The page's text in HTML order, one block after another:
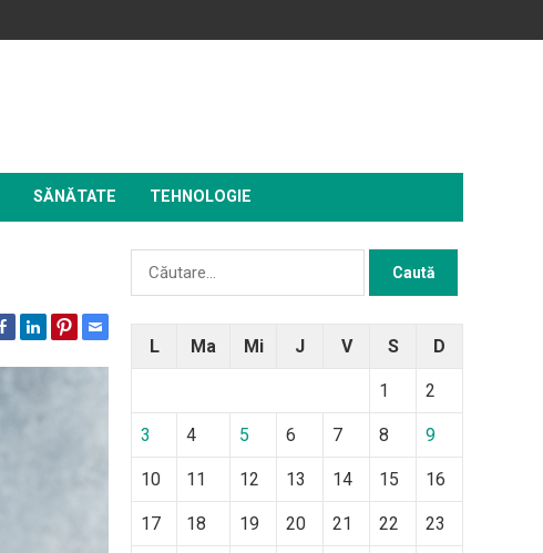
SĂNĂTATE TEHNOLOGIE
Caută
L Ma Mi J V S D
1 2
3 4 5 6 7 8 9
10 11 12 13 14 15 16
17 18 19 20 21 22 23